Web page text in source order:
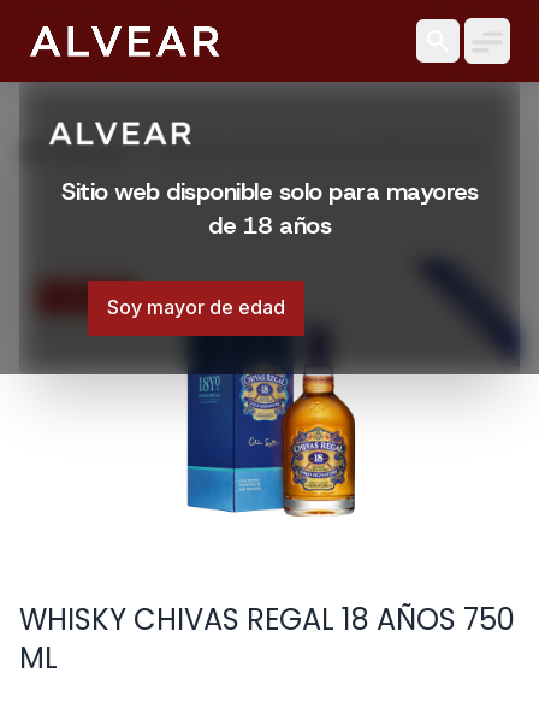
Sitio web disponible solo para mayores
de 18 años
Soy mayor de edad
Productos WHISKY CHIVAS REGAL 18 AÑOS 750 ML
15% OFF DESTACADO
WHISKY CHIVAS REGAL 18 AÑOS 750
ML